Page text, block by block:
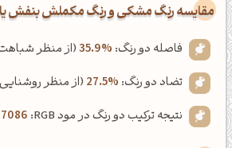
‌مقایسه رنگ مشکی و رنگ مکملش بنفش
فاصله دو رنگ: 35.9%(از منظر
تضاد دو رنگ: 27.5% (از منظر
نتیجه ترکیب دو رنگ در مود RGB: